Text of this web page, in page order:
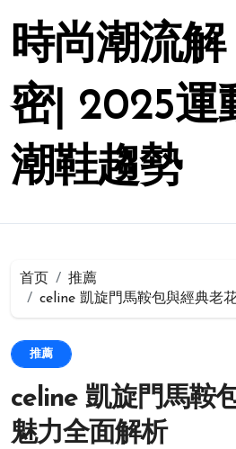
時尚潮流解
密| 2025運
潮鞋趨勢
首页
推薦
celine 凱旋門馬鞍包與經典老
推薦
celine 凱旋門馬鞍
魅力全面解析